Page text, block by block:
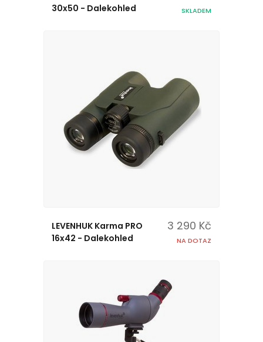
30x50 - Dalekohled
SKLADEM
LEVENHUK Karma PRO
16x42 - Dalekohled
3 290 Kč
NA DOTAZ